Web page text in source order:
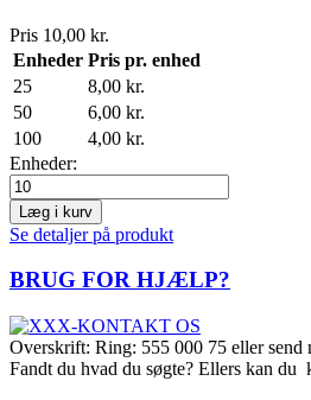
Pris 10,00 kr.
Enheder Pris pr. enhed
25
8,00 kr.
50
6,00 kr.
100
4,00 kr.
Enheder:
Læg i kurv
Se detaljer på produkt
BRUG FOR HJÆLP?
Overskrift: Ring: 555 000 75 eller
Fandt du hvad du søgte? Ellers kan du